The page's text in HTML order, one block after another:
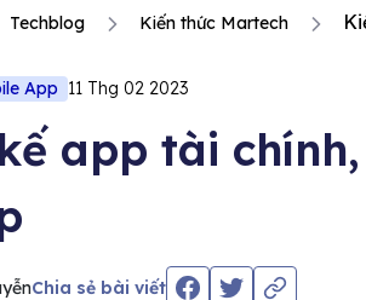
Techblog Kiến thức Martech
App 11 Thg 02 2023
app tài
Chia sẻ bài viết